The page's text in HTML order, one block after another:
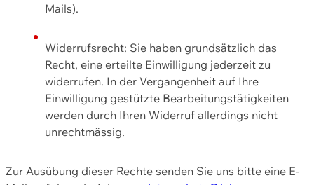
Mails).
Widerrufsrecht: Sie haben grundsätzlich das
Recht, eine erteilte Einwilligung jederzeit zu
widerrufen. In der Vergangenheit auf Ihre
Einwilligung gestützte Bearbeitungstätigkeiten
werden durch Ihren Widerruf allerdings nicht
unrechtmässig.
Zur Ausübung dieser Rechte senden Sie uns bitte eine E-